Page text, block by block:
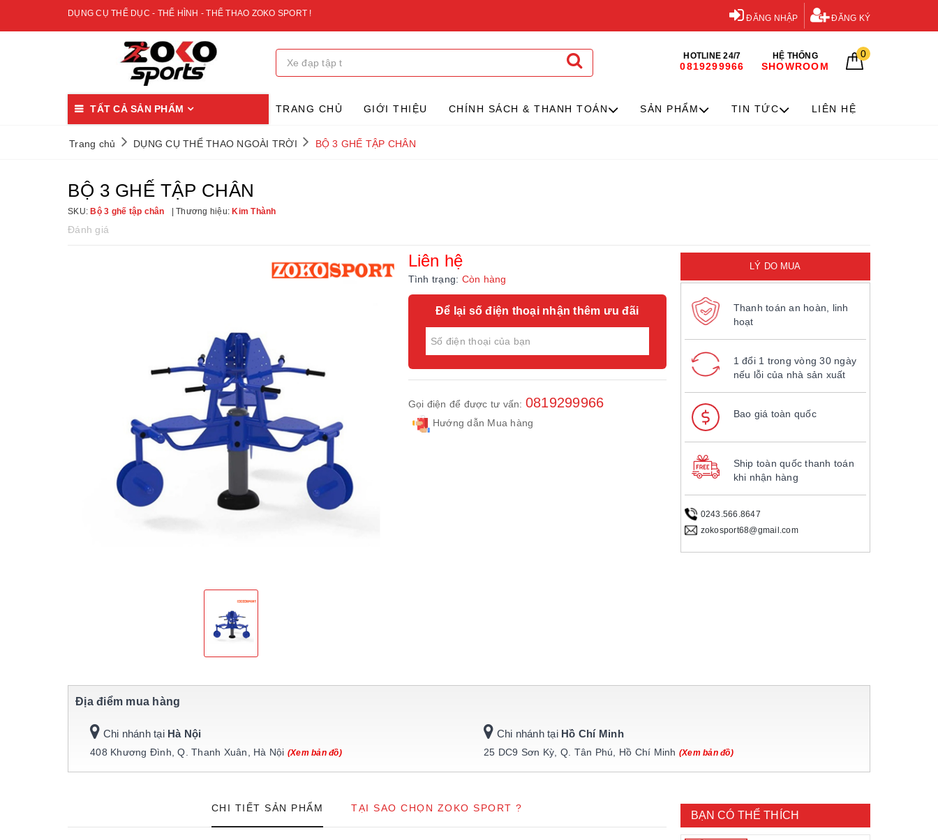
DỤNG CỤ THỂ DỤC - THỂ HÌNH - THỂ THAO ZOKO SPORT ! ĐĂNG NHẬP ĐĂNG KÝ
HOTLINE 24/7
0819299966
HỆ THỐNG
SHOWROOM
0
TẤT CẢ SẢN PHẨM TRANG CHỦ GIỚI THIỆU CHÍNH SÁCH & THANH TOÁN SẢN PHẨM TIN TỨC LIÊN HỆ
Trang chủ DỤNG CỤ THỂ THAO NGOÀI TRỜI BỘ 3 GHẾ TẬP CHÂN
BỘ 3 GHẾ TẬP CHÂN
SKU: Bộ 3 ghế tập chân Thương hiệu: Kim Thành
Đánh giá
Liên hệ
Tình trạng: Còn hàng
Để lại số điện thoại nhận thêm ưu đãi
Gọi điện để được tư vấn: 0819299966
Hướng dẫn Mua hàng
LÝ DO MUA
Thanh toán an hoàn, linh
hoạt
1 đổi 1 trong vòng 30 ngày
nếu lỗi của nhà sản xuất
Bao giá toàn quốc
Ship toàn quốc thanh toán
khi nhận hàng
0243.566.8647
zokosport68@gmail.com
Địa điểm mua hàng
Chi nhánh tại Hà Nội
408 Khương Đình, Q. Thanh Xuân, Hà Nội (Xem bản đồ)
Chi nhánh tại Hồ Chí Minh
25 DC9 Sơn Kỳ, Q. Tân Phú, Hồ Chí Minh (Xem bản đồ)
CHI TIẾT SẢN PHẨM TẠI SAO CHỌN ZOKO SPORT ?
BẠN CÓ THỂ THÍCH